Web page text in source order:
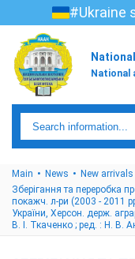
#Ukraine
National
Main News New arrivals
Зберігання та переробка
покажч. л-ри (2003 - 2011
України, Херсон. держ.
В. І. Ткаченко ; ред. : Н. В.